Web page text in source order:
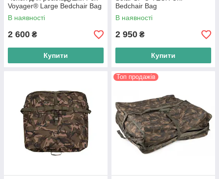
Voyager® Large Bedchair Bag
В наявності
2 600 ₴
Купити
Bedchair Bag
В наявності
2 950 ₴
Купити
Топ продажів